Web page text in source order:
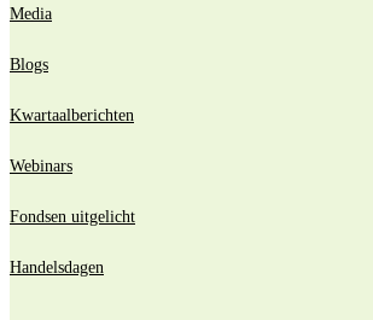
Media
Blogs
Kwartaalberichten
Webinars
Fondsen uitgelicht
Handelsdagen